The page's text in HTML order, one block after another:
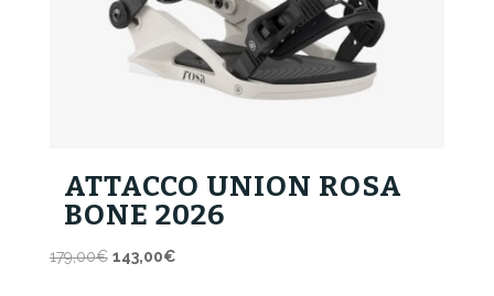
ATTACCO UNION ROSA
BONE 2026
179,00€ Il
143,00€Il